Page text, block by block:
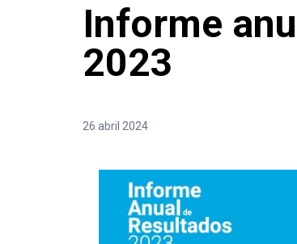
Informe
2023
26 abril 2024